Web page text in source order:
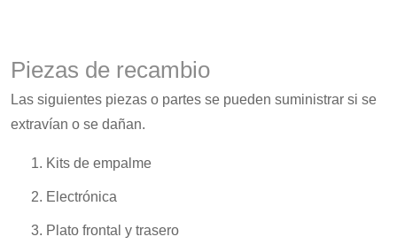
Piezas de recambio
Las siguientes piezas o partes se pueden suministrar si se
extravían o se dañan.
Kits de empalme
Electrónica
Plato frontal y trasero